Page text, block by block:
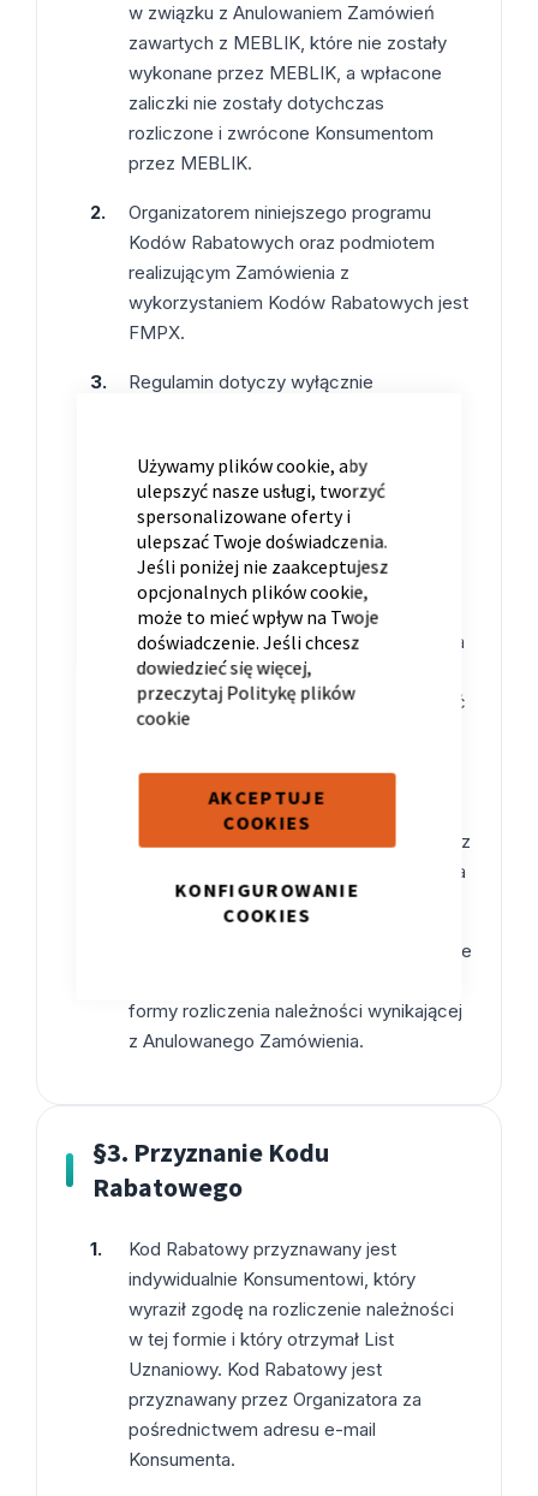
Używamy plików cookie, aby
ulepszyć nasze usługi, tworzyć
spersonalizowane oferty i
ulepszać Twoje doświadczenia.
Jeśli poniżej nie zaakceptujesz
opcjonalnych plików cookie,
może to mieć wpływ na Twoje
doświadczenie. Jeśli chcesz
dowiedzieć się więcej,
przeczytaj Politykę plików
cookie
AKCEPTUJE
COOKIES
KONFIGUROWANIE
COOKIES
w związku z Anulowaniem Zamówień
zawartych z MEBLIK, które nie zostały
wykonane przez MEBLIK, a wpłacone
zaliczki nie zostały dotychczas
rozliczone i zwrócone Konsumentom
przez MEBLIK.
Organizatorem niniejszego programu
Kodów Rabatowych oraz podmiotem
realizującym Zamówienia z
wykorzystaniem Kodów Rabatowych jest
FMPX.
Regulamin dotyczy wyłącznie
odpowiadający wartości brutto
wpłaconej zaliczki lub niezrealizowanej
części Anulowanego Zamówienia
zgodnie z wystawionym Listem
Uznaniowym.
Kod Rabatowy stanowi formę rozliczenia
roszczeń Konsumenta wynikających z
Anulowanego Zamówienia i może zostać
wykorzystany wyłącznie na Zamówienia
określonych w niniejszym Regulaminie.
Akceptacja niniejszego Regulaminu przez
Konsumenta stanowi warunek przyznania
oraz realizacji Kodu Rabatowego.
Akceptacja Regulaminu oraz skorzystanie
formy rozliczenia należności wynikającej
z Anulowanego Zamówienia.
§3. Przyznanie Kodu
Rabatowego
Kod Rabatowy przyznawany jest
indywidualnie Konsumentowi, który
wyraził zgodę na rozliczenie należności
w tej formie i który otrzymał List
Uznaniowy. Kod Rabatowy jest
przyznawany przez Organizatora za
pośrednictwem adresu e-mail
Konsumenta.